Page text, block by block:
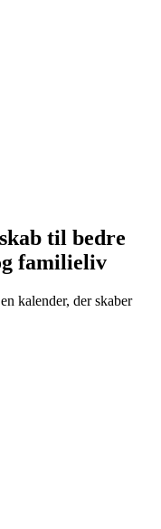
til bedre
familieliv
kalender, der skaber